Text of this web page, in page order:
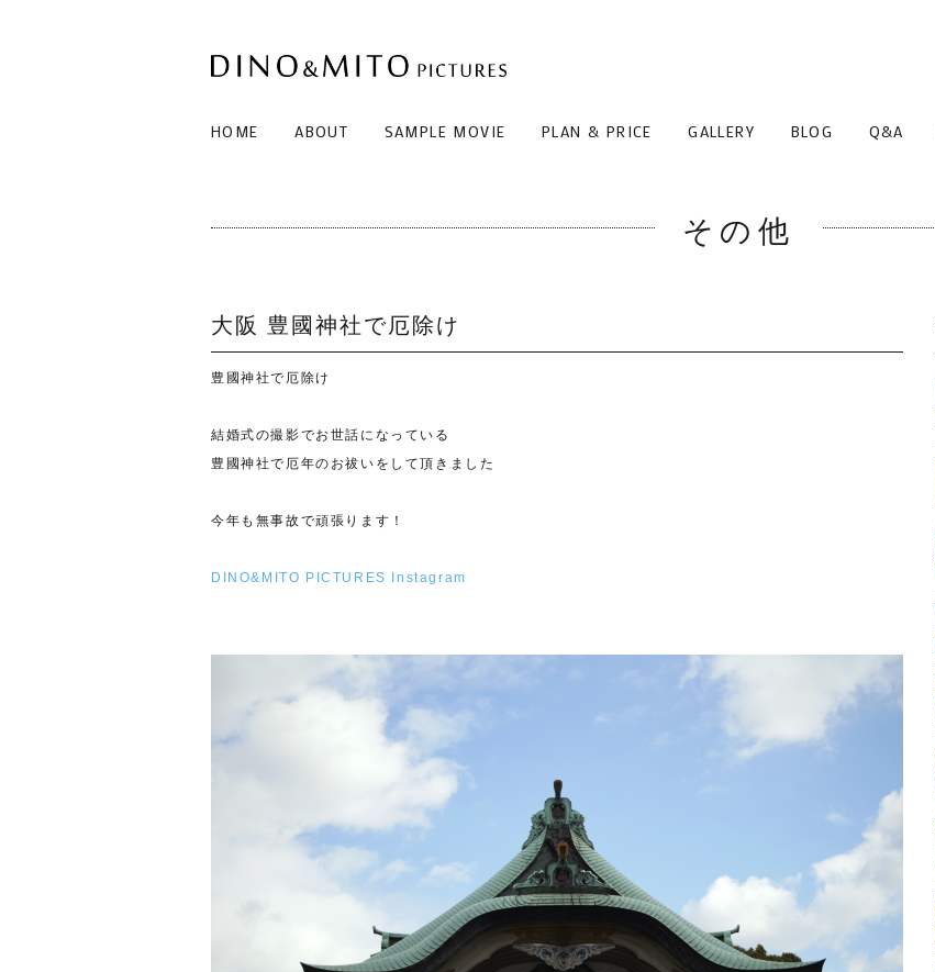
HOME ABOUT SAMPLE MOVIE PLAN & PRICE GALLERY BLOG Q&A
その他
大阪 豊國神社で厄除け
豊國神社で厄除け
結婚式の撮影でお世話になっている
豊國神社で厄年のお祓いをして頂きました
今年も無事故で頑張ります！
DINO&MITO PICTURES Instagram